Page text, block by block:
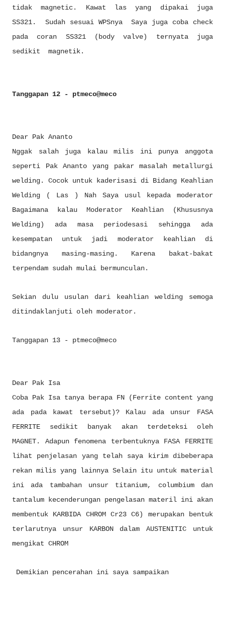
tidak magnetic. Kawat las yang dipakai juga
SS321. Sudah sesuai WPSnya Saya juga coba check
pada coran SS321 (body valve) ternyata juga
sedikit magnetik.
Tanggapan 12 - ptmeco@meco
Dear Pak Ananto
Nggak salah juga kalau milis ini punya anggota
seperti Pak Ananto yang pakar masalah metallurgi
welding. Cocok untuk kaderisasi di Bidang Keahlian
Welding ( Las ) Nah Saya usul kepada moderator
Bagaimana kalau Moderator Keahlian (Khususnya
Welding) ada masa periodesasi sehingga ada
kesempatan untuk jadi moderator keahlian di
bidangnya masing-masing. Karena bakat-bakat
terpendam sudah mulai bermunculan.
Sekian dulu usulan dari keahlian welding semoga
ditindaklanjuti oleh moderator.
Tanggapan 13 - ptmeco@meco
Dear Pak Isa
Coba Pak Isa tanya berapa FN (Ferrite content yang
ada pada kawat tersebut)? Kalau ada unsur FASA
FERRITE sedikit banyak akan terdeteksi oleh
MAGNET. Adapun fenomena terbentuknya FASA FERRITE
lihat penjelasan yang telah saya kirim dibeberapa
rekan milis yang lainnya Selain itu untuk material
ini ada tambahan unsur titanium, columbium dan
tantalum kecenderungan pengelasan materil ini akan
membentuk KARBIDA CHROM Cr23 C6) merupakan bentuk
terlarutnya unsur KARBON dalam AUSTENITIC untuk
mengikat CHROM
Demikian pencerahan ini saya sampaikan